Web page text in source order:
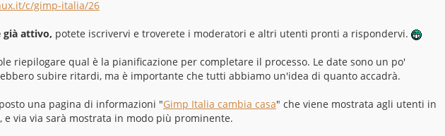
c/gimp-italia/26
già attivo, potete iscrivervi e troverete i moderatori e altri utenti pronti a rispondervi.
riepilogare qual è la pianificazione per completare il processo. Le date sono un po'
subire ritardi, ma è importante che tutti abbiamo un'idea di quanto accadrà.
una pagina di informazioni "Gimp Italia cambia casa" che viene mostrata agli utenti in
e via via sarà mostrata in modo più prominente.